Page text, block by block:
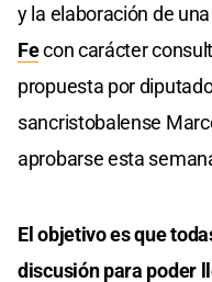
y la elaboración de una
Fecon carácter
propuesta por
sancristobalense
aprobarse esta
El objetivo es que
discusión para poder